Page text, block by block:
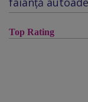
Top Rating